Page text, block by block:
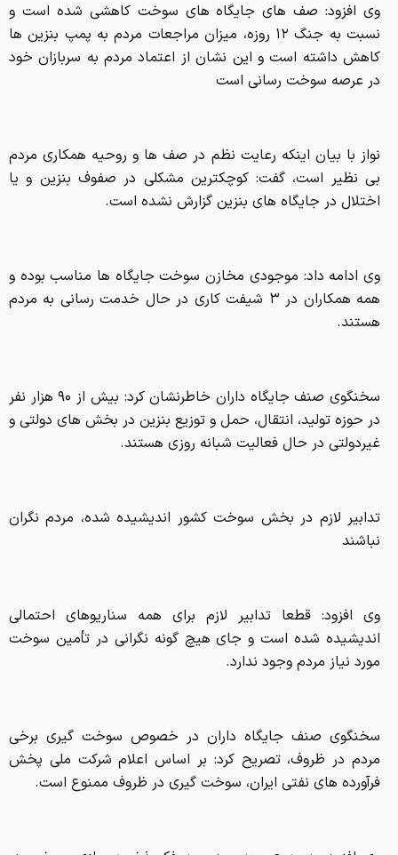
وی افزود: صف های جایگاه های سوخت کاهشی شده است و
نسبت به جنگ ۱۲ روزه، میزان مراجعات مردم به پمپ بنزین ها
کاهش داشته است و این نشان از اعتماد مردم به سربازان خود
در عرصه سوخت رسانی است
نواز با بیان اینکه رعایت نظم در صف ها و روحیه همکاری مردم
بی نظیر است، گفت: کوچکترین مشکلی در صفوف بنزین و یا
اختلال در جایگاه های بنزین گزارش نشده است.
وی ادامه داد: موجودی مخازن سوخت جایگاه ها مناسب بوده و
همه همکاران در ۳ شیفت کاری در حال خدمت رسانی به مردم
هستند.
سخنگوی صنف جایگاه داران خاطرنشان کرد: بیش از ۹۰ هزار نفر
در حوزه تولید، انتقال، حمل و توزیع بنزین در بخش های دولتی و
غیردولتی در حال فعالیت شبانه روزی هستند.
تدابیر لازم در بخش سوخت کشور اندیشیده شده، مردم نگران
نباشند
وی افزود: قطعا تدابیر لازم برای همه سناریوهای احتمالی
اندیشیده شده است و جای هیچ گونه نگرانی در تأمین سوخت
مورد نیاز مردم وجود ندارد.
سخنگوی صنف جایگاه داران در خصوص سوخت گیری برخی
مردم در ظروف، تصریح کرد: بر اساس اعلام شرکت ملی پخش
فرآورده های نفتی ایران، سوخت گیری در ظروف ممنوع است.